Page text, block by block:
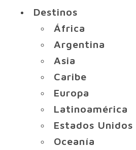
Destinos
África
Argentina
Asia
Caribe
Europa
Latinoamérica
Estados Unidos
Oceanía